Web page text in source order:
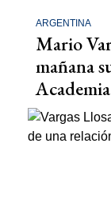
ARGENTINA
Mario
mañana